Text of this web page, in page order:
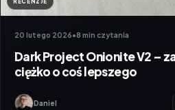
RECENZJE
20 lutego 2026•8 min czytania
Dark Project Onionite V2 –
ciężko o coś lepszego
Daniel